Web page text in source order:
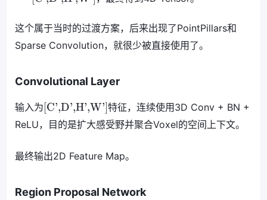
这个属于当时的过渡方案，后来出现了PointPillars和
Sparse Convolution，就很少被直接使用了。
Convolutional Layer
输入为 [C',D',H',W']特征，连续使用3D Conv + BN +
ReLU，目的是扩大感受野并聚合Voxel的空间上下文。
最终输出2D Feature Map。
Region Proposal Network